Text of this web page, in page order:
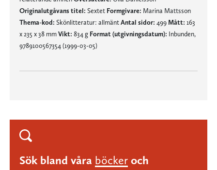
Originalutgåvans titel: Sextet Formgivare: Marina Mattsson
Thema-kod: Skönlitteratur: allmäntAntal sidor: 499 Mått: 163
x 235 x 38 mmVikt: 834 g Format (utgivningsdatum): Inbunden,
9789100567354 (1999-03-05)
Sök bland våra böcker och